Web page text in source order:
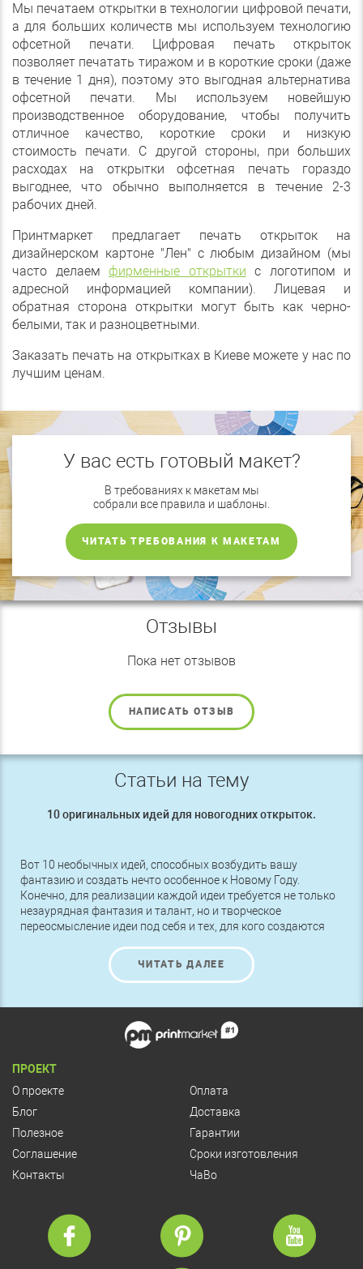
Мы печатаем открытки в технологии цифровой печати,
а для больших количеств мы используем технологию
офсетной печати. Цифровая печать открыток
позволяет печатать тиражом и в короткие сроки (даже
в течение 1 дня), поэтому это выгодная альтернатива
офсетной печати. Мы используем новейшую
производственное оборудование, чтобы получить
отличное качество, короткие сроки и низкую
стоимость печати. С другой стороны, при больших
расходах на открытки офсетная печать гораздо
выгоднее, что обычно выполняется в течение 2-3
рабочих дней.
Принтмаркет предлагает печать открыток на
дизайнерском картоне "Лен" с любым дизайном (мы
часто делаем фирменные открытки с логотипом и
адресной информацией компании). Лицевая и
обратная сторона открытки могут быть как черно-
белыми, так и разноцветными.
Заказать печать на открытках в Киеве можете у нас по
лучшим ценам.
У вас есть готовый макет?
В требованиях к макетам мы
собрали все правила и шаблоны.
ЧИТАТЬ ТРЕБОВАНИЯ К МАКЕТАМ
Отзывы
Пока нет отзывов
НАПИСАТЬ ОТЗЫВ
Статьи на тему
10 оригинальных идей для новогодних открыток.
Вот 10 необычных идей, способных возбудить вашу
фантазию и создать нечто особенное к Новому Году.
Конечно, для реализации каждой идеи требуется не только
незаурядная фантазия и талант, но и творческое
переосмысление идеи под себя и тех, для кого создаются
достаточно сил, чтобы создать что-то поразительное и
оригинальное – обращайтесь к нам, в Принт Маркет. У нас
качественно и быстро напечатают любой тираж новогодних
открыток, даже в единичном экземпляре.
ЧИТАТЬ ДАЛЕЕ
ПРОЕКТ
О проекте
Блог
Полезное
Соглашение
Контакты
Оплата
Доставка
Гарантии
Сроки изготовления
ЧаВо